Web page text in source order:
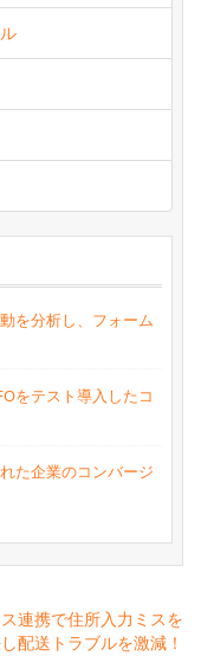
を分析し、フォーム
をテスト導入したコ
た企業のコンバージ
連携で住所入力ミスを
配送トラブルを激減！